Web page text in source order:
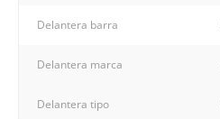
Delantera barra
Delantera marca
Delantera tipo